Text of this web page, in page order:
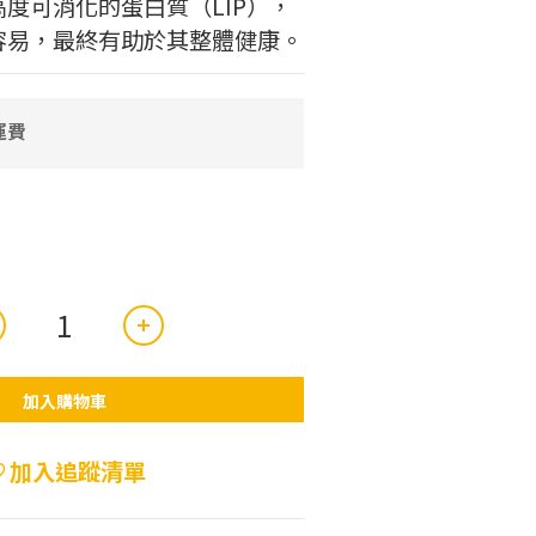
，最終有助於其整體健康。
費
加入購物車
加入追蹤清單